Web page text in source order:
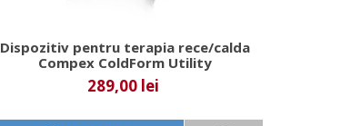
Dispozitiv pentru terapia rece/calda
Compex ColdForm Utility
289,00 lei